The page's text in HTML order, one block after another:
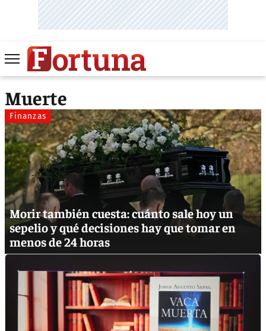
Muerte
Finanzas
Morir también cuesta: cuánto sale hoy un
sepelio y qué decisiones hay que tomar en
menos de 24 horas